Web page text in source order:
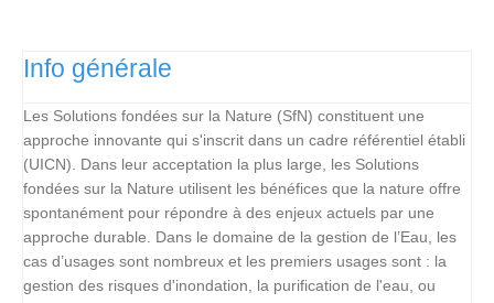
Info générale
Les Solutions fondées sur la Nature (SfN) constituent une
approche innovante qui s'inscrit dans un cadre référentiel établi
(UICN). Dans leur acceptation la plus large, les Solutions
fondées sur la Nature utilisent les bénéfices que la nature offre
spontanément pour répondre à des enjeux actuels par une
approche durable. Dans le domaine de la gestion de l’Eau, les
cas d’usages sont nombreux et les premiers usages sont : la
gestion des risques d'inondation, la purification de l'eau, ou